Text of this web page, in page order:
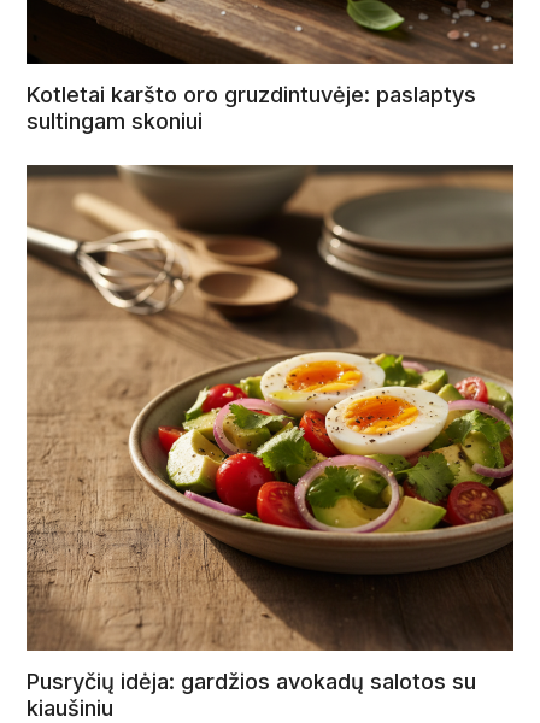
Kotletai karšto oro gruzdintuvėje: paslaptys
sultingam skoniui
Pusryčių idėja: gardžios avokadų salotos su
kiaušiniu